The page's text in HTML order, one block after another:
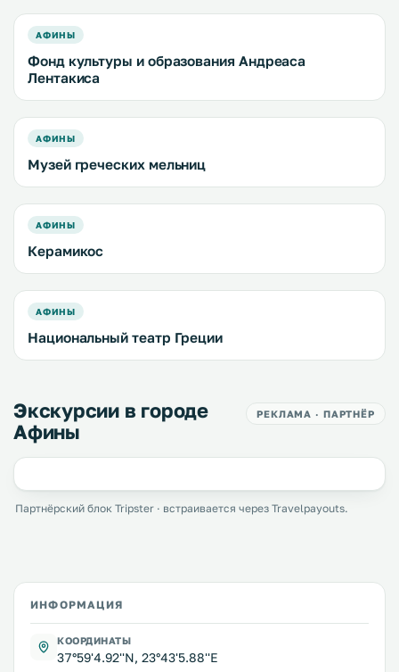
АФИНЫ
Фонд культуры и образования Андреаса
Лентакиса
АФИНЫ
Музей греческих мельниц
АФИНЫ
Керамикос
АФИНЫ
Национальный театр Греции
Экскурсии в городе
Афины
РЕКЛАМА · ПАРТНЁР
Партнёрский блок Tripster · встраивается через Travelpayouts.
ИНФОРМАЦИЯ
КООРДИНАТЫ
37°59'4.92''N, 23°43'5.88''E